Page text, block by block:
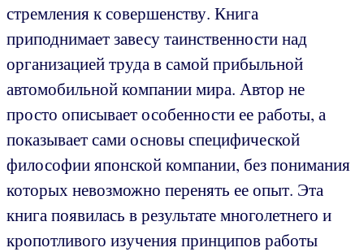
стремления к совершенству. Книга
приподнимает завесу таинственности над
организацией труда в самой прибыльной
автомобильной компании мира. Автор не
просто описывает особенности ее работы, а
показывает сами основы специфической
философии японской компании, без понимания
которых невозможно перенять ее опыт. Эта
книга появилась в результате многолетнего и
кропотливого изучения принципов работы